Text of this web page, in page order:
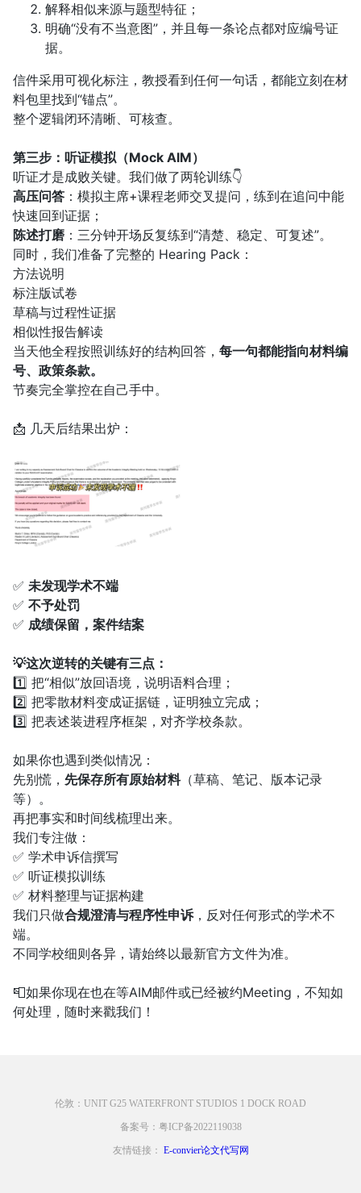
解释相似来源与题型特征；
明确“没有不当意图”，并且每一条论点都对应编号证
据。
信件采用可视化标注，教授看到任何一句话，都能立刻在材
料包里找到“锚点”。
整个逻辑闭环清晰、可核查。
第三步：听证模拟（Mock AIM）
听证才是成败关键。我们做了两轮训练👇
高压问答 ：模拟主席+课程老师交叉提问，练到在追问中能
快速回到证据；
陈述打磨 ：三分钟开场反复练到“清楚、稳定、可复述”。
同时，我们准备了完整的 Hearing Pack：
方法说明
标注版试卷
草稿与过程性证据
相似性报告解读
当天他全程按照训练好的结构回答， 每一句都能指向材料编
号、政策条款。
节奏完全掌控在自己手中。
📩 几天后结果出炉：
✅ 未发现学术不端
✅ 不予处罚
✅ 成绩保留，案件结案
💡这次逆转的关键有三点：
1️⃣ 把“相似”放回语境，说明语料合理；
2️⃣ 把零散材料变成证据链，证明独立完成；
3️⃣ 把表述装进程序框架，对齐学校条款。
如果你也遇到类似情况：
先别慌， 先保存所有原始材料（草稿、笔记、版本记录
等）。
再把事实和时间线梳理出来。
我们专注做：
✅ 学术申诉信撰写
✅ 听证模拟训练
✅ 材料整理与证据构建
我们只做合规澄清与程序性申诉，反对任何形式的学术不
端。
不同学校细则各异，请始终以最新官方文件为准。
📮如果你现在也在等AIM邮件或已经被约Meeting，不知如
何处理，随时来戳我们！
伦敦：UNIT G25 WATERFRONT STUDIOS 1 DOCK ROAD
备案号：粤ICP备2022119038
友情链接： E-convier论文代写网